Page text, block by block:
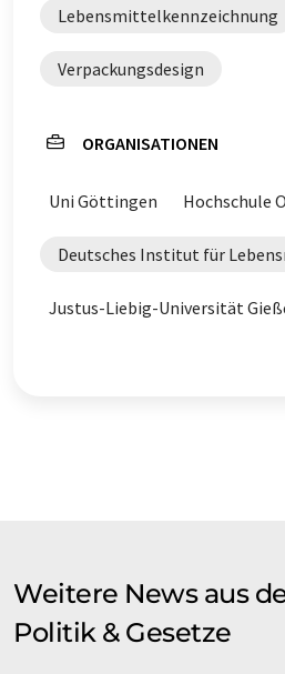
Lebensmittelkennzeichnung
Verpackungsdesign
ORGANISATIONEN
Uni Göttingen Hochschule
Deutsches Institut für
Justus-Liebig-Universität
Weitere News aus
Politik & Gesetze